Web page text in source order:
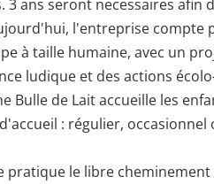
3 ans seront necessaires
l'entreprise compte
à taille humaine, avec un
ludique et des actions
Bulle de Lait accueille les
: régulier, occasionnel
pratique le libre